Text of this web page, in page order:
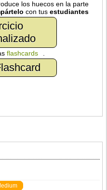
los huecos en la parte
con tusestudiantes
flashcards